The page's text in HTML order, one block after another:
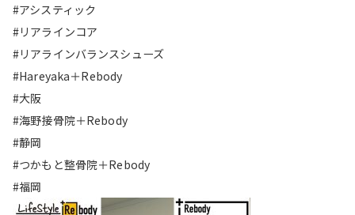
#アシスティック
#リアラインコア
#リアラインバランスシューズ
#Hareyaka＋Rebody
#大阪
#海野接骨院＋Rebody
#静岡
#つかもと整骨院＋Rebody
#福岡